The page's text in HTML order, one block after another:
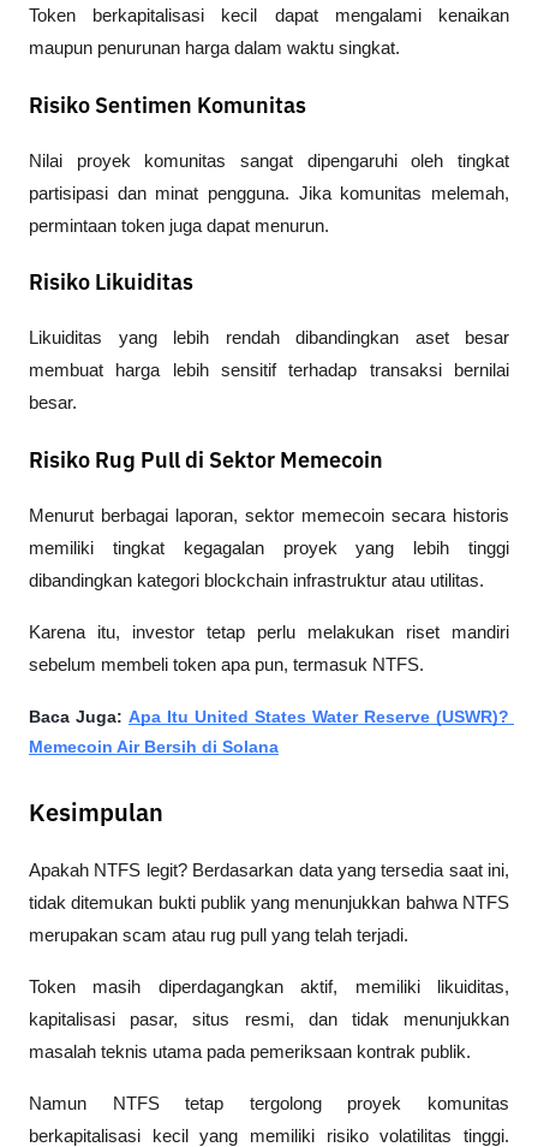
Token berkapitalisasi kecil dapat mengalami kenaikan
maupun penurunan harga dalam waktu singkat.
Risiko Sentimen Komunitas
Nilai proyek komunitas sangat dipengaruhi oleh tingkat
partisipasi dan minat pengguna. Jika komunitas melemah,
permintaan token juga dapat menurun.
Risiko Likuiditas
Likuiditas yang lebih rendah dibandingkan aset besar
membuat harga lebih sensitif terhadap transaksi bernilai
besar.
Risiko Rug Pull di Sektor Memecoin
Menurut berbagai laporan, sektor memecoin secara historis
memiliki tingkat kegagalan proyek yang lebih tinggi
dibandingkan kategori blockchain infrastruktur atau utilitas.
Karena itu, investor tetap perlu melakukan riset mandiri
sebelum membeli token apa pun, termasuk NTFS.
Baca Juga: Apa Itu United States Water Reserve (USWR)?
Memecoin Air Bersih di Solana
Kesimpulan
Apakah NTFS legit? Berdasarkan data yang tersedia saat ini,
tidak ditemukan bukti publik yang menunjukkan bahwa NTFS
merupakan scam atau rug pull yang telah terjadi.
Token masih diperdagangkan aktif, memiliki likuiditas,
kapitalisasi pasar, situs resmi, dan tidak menunjukkan
masalah teknis utama pada pemeriksaan kontrak publik.
Namun NTFS tetap tergolong proyek komunitas
berkapitalisasi kecil yang memiliki risiko volatilitas tinggi.